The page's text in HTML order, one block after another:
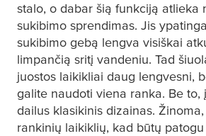
stalo, o dabar šią funkciją atlieka
sukibimo sprendimas. Jis
sukibimo gebą lengva visiškai
limpančią sritį vandeniu. Tad
juostos laikikliai daug lengvesni,
galite naudoti viena ranka. Be to,
dailus klasikinis dizainas.
rankinių laikiklių, kad būtų